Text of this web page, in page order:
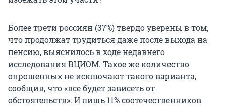
Более трети россиян (37%) твердо уверены в том,
что продолжат трудиться даже после выхода на
пенсию, выяснилось в ходе недавнего
исследования ВЦИОМ. Такое же количество
опрошенных не исключают такого варианта,
сообщив, что «все будет зависеть от
обстоятельств». И лишь 11% соотечественников